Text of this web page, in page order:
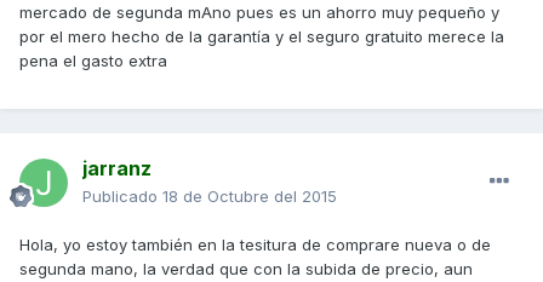
mercado de segunda mAno pues es un ahorro muy pequeño y
por el mero hecho de la garantía y el seguro gratuito merece la
pena el gasto extra
jarranz
Publicado 18 de Octubre del 2015
Hola, yo estoy también en la tesitura de comprare nueva o de
segunda mano, la verdad que con la subida de precio, aun